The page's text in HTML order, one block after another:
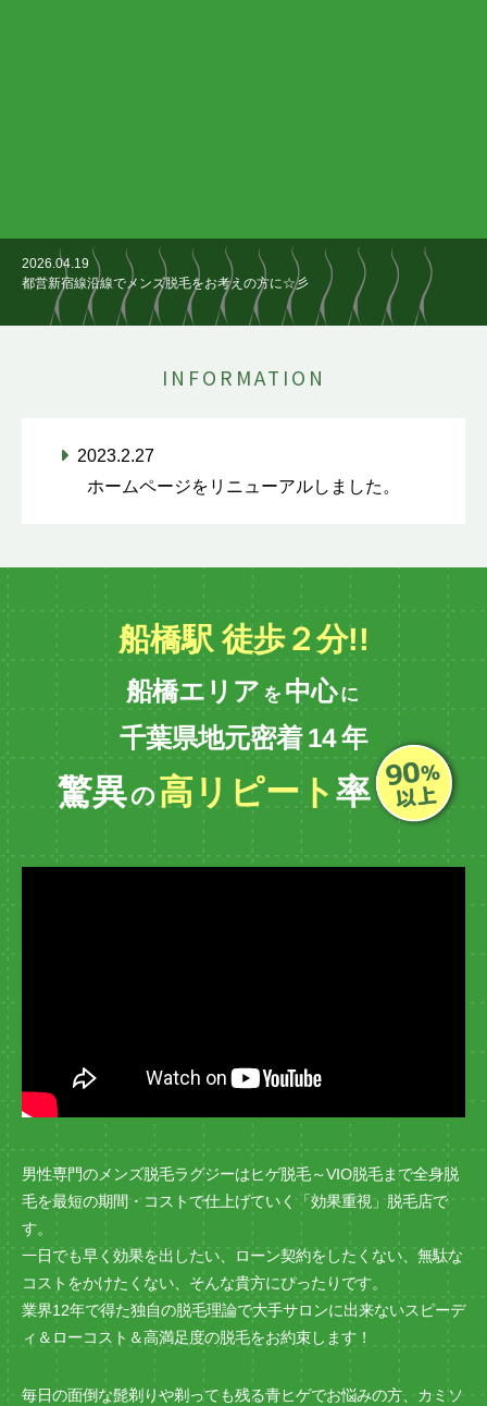
2026.08.5
メンズ脱毛を始めるならラグジーがベストなワケとは！？
2026.04.19
都営新宿線沿線でメンズ脱毛をお考えの方に☆彡
2025.03.7
夏までにきれいにしよう♪男のVIO脱毛☆彡
2025.02.7
「顔の若見え」の為に
2024.11.13
乾燥は内側からもケアしましょう♪
INFORMATION
2023.2.27
ホームページをリニューアルしました。
船橋駅 徒歩２分!!
船橋エリア を 中心 に
千葉県地元密着 14年
驚異の高リピート率
男性専門のメンズ脱毛ラグジーはヒゲ脱毛～VIO脱毛まで全身脱
毛を最短の期間・コストで仕上げていく「効果重視」脱毛店で
す。
一日でも早く効果を出したい、ローン契約をしたくない、無駄な
コストをかけたくない、そんな貴方にぴったりです。
業界12年で得た独自の脱毛理論で大手サロンに出来ないスピーデ
ィ＆ローコスト＆高満足度の脱毛をお約束します！
毎日の面倒な髭剃りや剃っても残る青ヒゲでお悩みの方、カミソ